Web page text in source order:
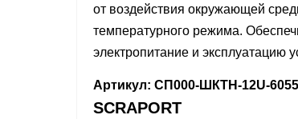
от воздействия окружающей
температурного режима.
электропитание и эксплуатацию
Артикул: СП000-ШКТН-12U-6055
SCRAPORT